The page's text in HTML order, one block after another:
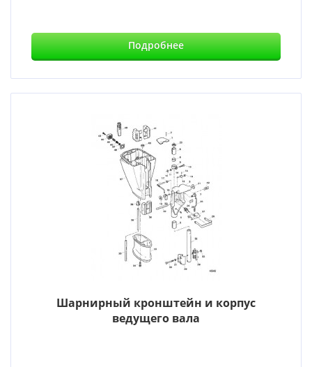
Подробнее
Шарнирный кронштейн и корпус
ведущего вала